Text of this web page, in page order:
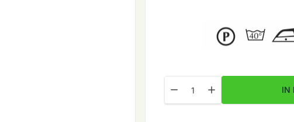
Menge für Trekking XXL 4-
Menge für TrekkingIN